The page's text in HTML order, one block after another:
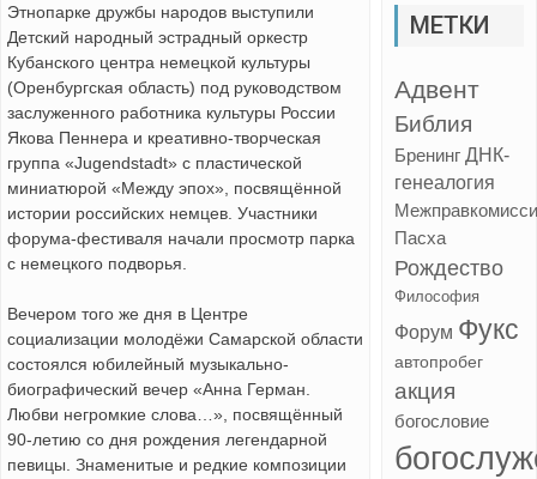
Этнопарке дружбы народов выступили
Детский народный эстрадный оркестр
Кубанского центра немецкой культуры
(Оренбургская область) под руководством
заслуженного работника культуры России
Якова Пеннера и креативно-творческая
группа «Jugendstadt» с пластической
миниатюрой «Между эпох», посвящённой
истории российских немцев. Участники
форума-фестиваля начали просмотр парка
с немецкого подворья.
Вечером того же дня в Центре
социализации молодёжи Самарской области
состоялся юбилейный музыкально-
биографический вечер «Анна Герман.
Любви негромкие слова…», посвящённый
90-летию со дня рождения легендарной
певицы. Знаменитые и редкие композиции
МЕТКИ
Адвент
Библия
Бренинг ДНК-
генеалогия
Пасха
Рождество
Философия
Форум Фукс
автопробег
акция
богословие